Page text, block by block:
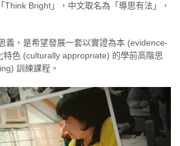
Think Bright」，中文取名為「導思有法」，
義，是希望發展一套以實證為本 (evidence-
特色 (culturally appropriate) 的學前高階思
訓練課程。